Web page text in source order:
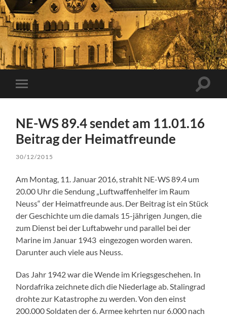
Mobile-
Menü
NE-WS 89.4 sendet am 11.01.16
Beitrag der Heimatfreunde
30/12/2015
Am Montag, 11. Januar 2016, strahlt NE-WS 89.4 um
20.00 Uhr die Sendung „Luftwaffenhelfer im Raum
Neuss“ der Heimatfreunde aus. Der Beitrag ist ein Stück
der Geschichte um die damals 15-jährigen Jungen, die
zum Dienst bei der Luftabwehr und parallel bei der
Marine im Januar 1943 eingezogen worden waren.
Darunter auch viele aus Neuss.
Das Jahr 1942 war die Wende im Kriegsgeschehen. In
Nordafrika zeichnete dich die Niederlage ab. Stalingrad
drohte zur Katastrophe zu werden. Von den einst
200.000 Soldaten der 6. Armee kehrten nur 6.000 nach